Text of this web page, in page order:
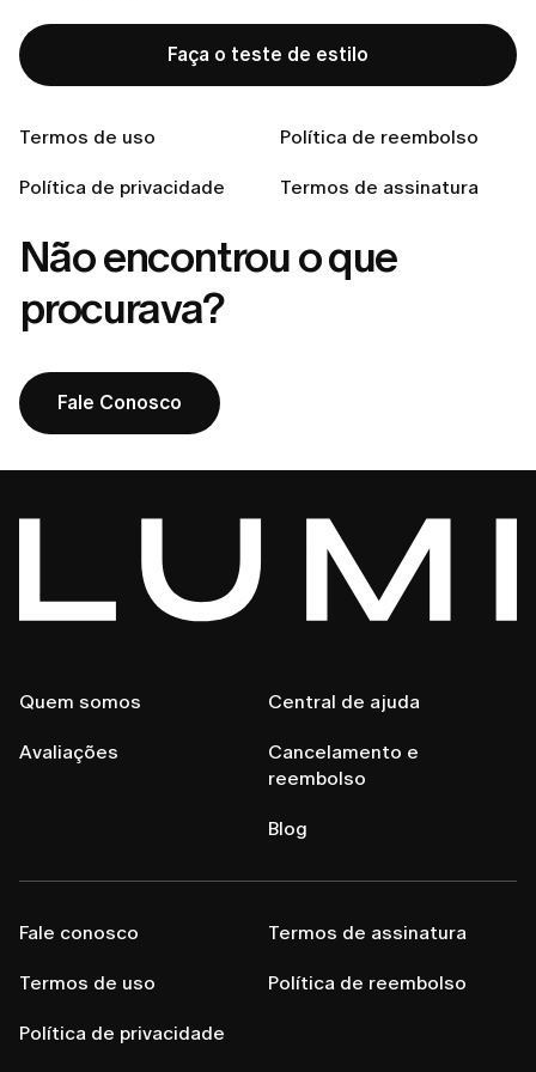
Faça o teste de estilo
Termos de uso Política de reembolso
Política de privacidade Termos de assinatura
Esqueci minha senha. O que devo fazer?
Como entrar em contato com o atendimento da
Como altero a minha senha?
Não encontrou o que
procurava?
Fale Conosco
Quem somos
Avaliações
Central de ajuda
Cancelamento e
reembolso
Blog
Fale conosco
Termos de uso
Política de privacidade
Termos de assinatura
Política de reembolso